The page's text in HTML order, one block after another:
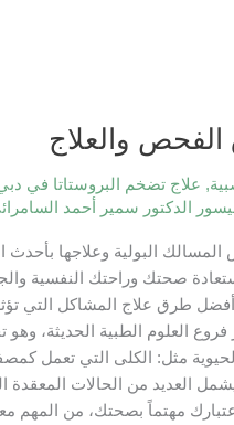
والعلاج
, علاج تضخم البروستاتا في
الدكتور سمير أحمد
البولية وعلاجها بأحدث
صحتك وراحتك النفسية
طرق علاج المشاكل التي
فروع العلوم الطبية
مثل: الكلى التي تعمل
العديد من الحالات
مهتماً بصحتك، من المهم